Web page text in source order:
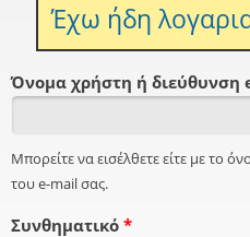
Έχω ήδη
Όνομα χρήστη ή διεύθυνση
Μπορείτε να εισέλθετε είτε με το
του e-mail σας.
Συνθηματικό *